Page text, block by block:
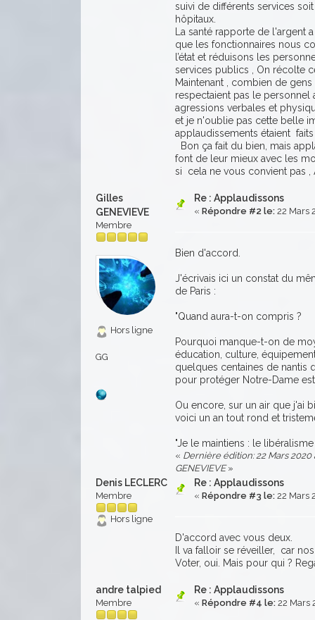
suivi de différents services
hôpitaux.
La santé rapporte de
que les fonctionnaires nous
l’état et réduisons les
services publics , On récolte
Maintenant , combien de
respectaient pas le
agressions verbales et
et je n'oublie pas cette belle
applaudissements étaient
Bon ça fait du bien, mais
font de leur mieux avec les
si cela ne vous convient pas ,
Gilles
GENEVIEVE
Membre
Hors ligne
GG
Re : Applaudissons
« Répondre #2 le: 22 Mars
Bien d'accord.
J'écrivais ici un constat du
de Paris :
"Quand aura-t-on compris ?
Pourquoi manque-t-on de
éducation, culture,
quelques centaines de nantis
pour protéger Notre-Dame est
Ou encore, sur un air que j'ai
voici un an tout rond et
"Je le maintiens : le
« Dernière édition: 22 Mars 2020
GENEVIEVE»
Denis LECLERC
Membre
Hors ligne
Re : Applaudissons
« Répondre #3 le: 22 Mars
D'accord avec vous deux.
Il va falloir se réveiller, car
Voter, oui. Mais pour qui ?
andre talpied
Membre
Re : Applaudissons
« Répondre #4 le: 22 Mars